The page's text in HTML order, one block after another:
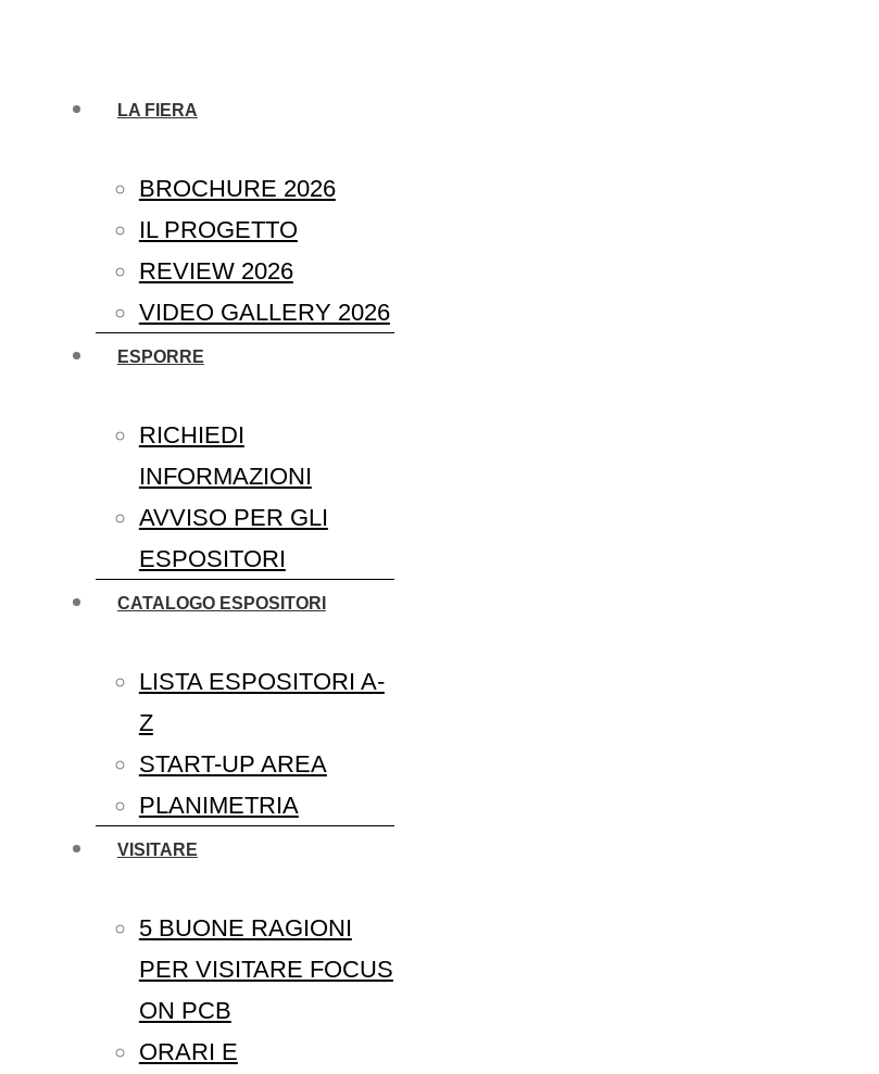
LA FIERA
BROCHURE 2026
IL PROGETTO
REVIEW 2026
VIDEO GALLERY 2026
ESPORRE
RICHIEDI
INFORMAZIONI
AVVISO PER GLI
ESPOSITORI
CATALOGO ESPOSITORI
LISTA ESPOSITORI A-
Z
START-UP AREA
PLANIMETRIA
VISITARE
5 BUONE RAGIONI
PER VISITARE FOCUS
ON PCB
ORARI E